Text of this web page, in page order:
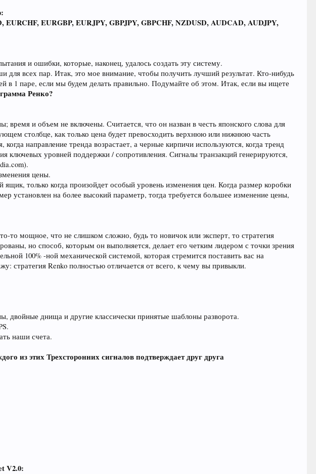
EURGBP, EURJPY, GBPJPY, GBPCHF, NZDUSD, AUDCAD, AUDJPY,
и ошибки, которые, наконец, удалось создать эту систему.
всех пар. Итак, это мое внимание, чтобы получить лучший результат. Кто-нибудь
в 1 паре, если мы будем делать правильно. Подумайте об этом. Итак, если вы ищете
Ренко?
и объем не включены. Считается, что он назван в честь японского слова для
столбце, как только цена будет превосходить верхнюю или нижнюю часть
направление тренда возрастает, а черные кирпичи используются, когда тренд
ключевых уровней поддержки / сопротивления. Сигналы транзакций генерируются,
цены.
только когда произойдет особый уровень изменения цен. Когда размер коробки
установлен на более высокий параметр, тогда требуется большее изменение цены,
то мощное, что не слишком сложно, будь то новичок или эксперт, то стратегия
но способ, которым он выполняется, делает его четким лидером с точки зрения
100% -ной механической системой, которая стремится поставить вас на
стратегия Renko полностью отличается от всего, к чему вы привыкли.
двойные днища и другие классически принятые шаблоны разворота.
наши счета.
из этих Трехсторонних сигналов подтверждает друг друга
V2.0: